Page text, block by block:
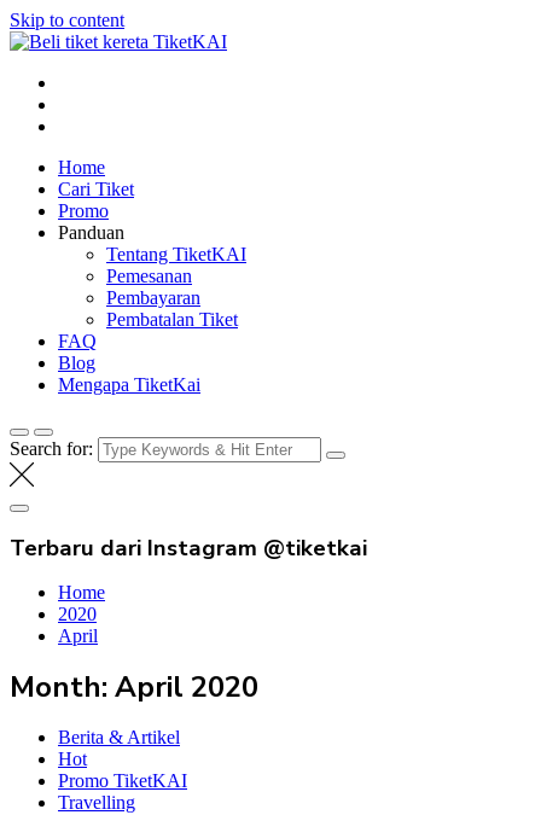
Skip to content
Beli tiket kereta api online
Home
Cari Tiket
Promo
Panduan
Tentang TiketKAI
Pemesanan
Pembayaran
Pembatalan Tiket
FAQ
Blog
Mengapa TiketKai
Search for:
Terbaru dari Instagram @tiketkai
Home
2020
April
Month: April 2020
Berita & Artikel
Hot
Promo TiketKAI
Travelling